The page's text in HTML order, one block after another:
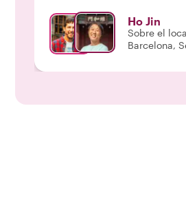
Ho Jin
Sobre el
Barcelona,